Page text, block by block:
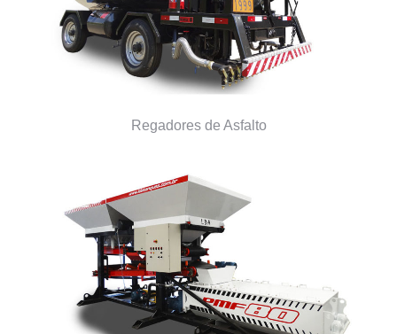
Regadores de Asfalto